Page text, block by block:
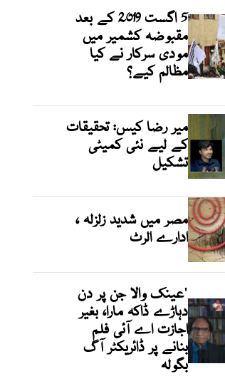
5 اگست 2019 کے بعد
مقبوضہ کشمیر میں
مودی سرکار نے کیا
مظالم کیے؟
میر رضا کیس: تحقیقات
کے لیے نئی کمیٹی
تشکیل
مصر میں شدید زلزلہ ،
ادارے الرٹ
'عینک والا جن پر دن
دہاڑے ڈاکہ مارا، بغیر
اجازت اے آئی فلم
بنانے پر ڈائریکٹر آگ
بگولہ